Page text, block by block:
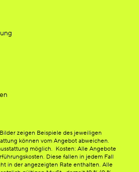
zeigen Beispiele des jeweiligen
können vom Angebot abweichen.
möglich. Kosten: Alle Angebote
Diese fallen in jedem Fall
in der angezeigten Rate enthalten. Alle